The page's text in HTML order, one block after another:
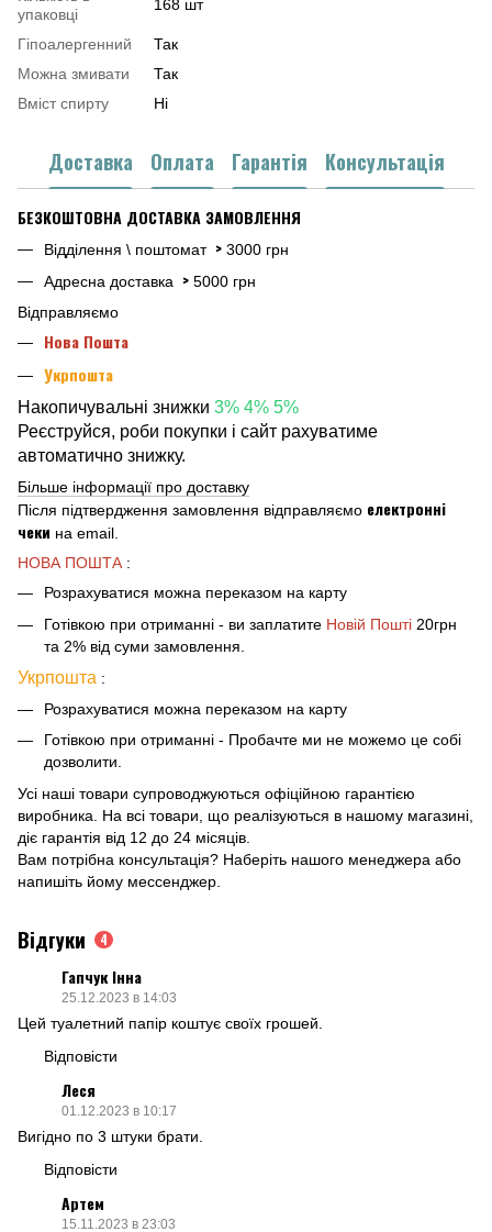
упаковці
168 шт
Гіпоалергенний
Так
Можна змивати
Так
Вміст спирту
Ні
Доставка Оплата Гарантія Консультація
БЕЗКОШТОВНА ДОСТАВКА ЗАМОВЛЕННЯ
Відділення \ поштомат > 3000 грн
Адресна доставка
> 5000 грн
Відправляємо
Нова Пошта
Укрпошта
Накопичувальні знижки 3% 4% 5%
Реєструйся, роби покупки і сайт рахуватиме
автоматично знижку.
Більше інформації про доставку
Після підтвердження замовлення відправляємо електронні
чеки на email.
НОВА ПОШТА :
Розрахуватися можна переказом на карту
Готівкою при отриманні - ви заплатите Новій Пошті 20грн
та 2% від суми замовлення.
Укрпошта :
Розрахуватися можна переказом на карту
Готівкою при отриманні - Пробачте ми не можемо це собі
дозволити.
Усі наші товари супроводжуються офіційною гарантією
виробника. На всі товари, що реалізуються в нашому магазині,
діє гарантія від 12 до 24 місяців.
Вам потрібна консультація? Наберіть нашого менеджера або
напишіть йому мессенджер.
Відгуки 4
Гапчук Інна
25.12.2023 в 14:03
Цей туалетний папір коштує своїх грошей.
Відповісти
Леся
01.12.2023 в 10:17
Вигідно по 3 штуки брати.
Відповісти
Артем
15.11.2023 в 23:03